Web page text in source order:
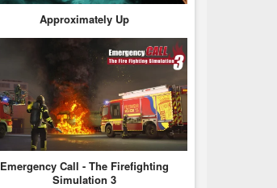
Approximately Up
Emergency Call - The Firefighting
Simulation 3